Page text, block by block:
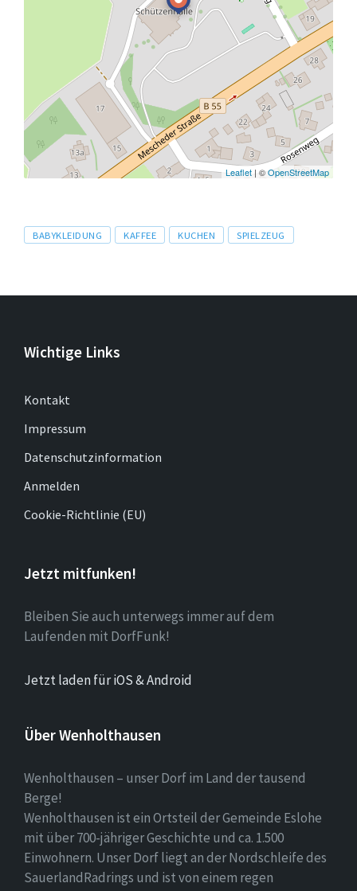
Leaflet | ©OpenStreetMap
Tags
BABYKLEIDUNG KAFFEE KUCHEN SPIELZEUG
Wichtige Links
Kontakt
Impressum
Datenschutzinformation
Anmelden
Cookie-Richtlinie (EU)
Jetzt mitfunken!
Bleiben Sie auch unterwegs immer auf dem
Laufenden mit DorfFunk!
Jetzt laden für iOS & Android
Über Wenholthausen
Wenholthausen – unser Dorf im Land der tausend
Berge!
Wenholthausen ist ein Ortsteil der Gemeinde Eslohe
mit über 700-jähriger Geschichte und ca. 1.500
Einwohnern. Unser Dorf liegt an der Nordschleife des
SauerlandRadrings und ist von einem regen